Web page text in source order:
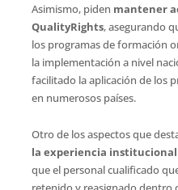
Asimismo, piden mantener
QualityRights, asegurando
los programas de formación
la implementación a nivel
facilitado la aplicación de los
en numerosos países.
Otro de los aspectos que
la experiencia
que el personal cualificado